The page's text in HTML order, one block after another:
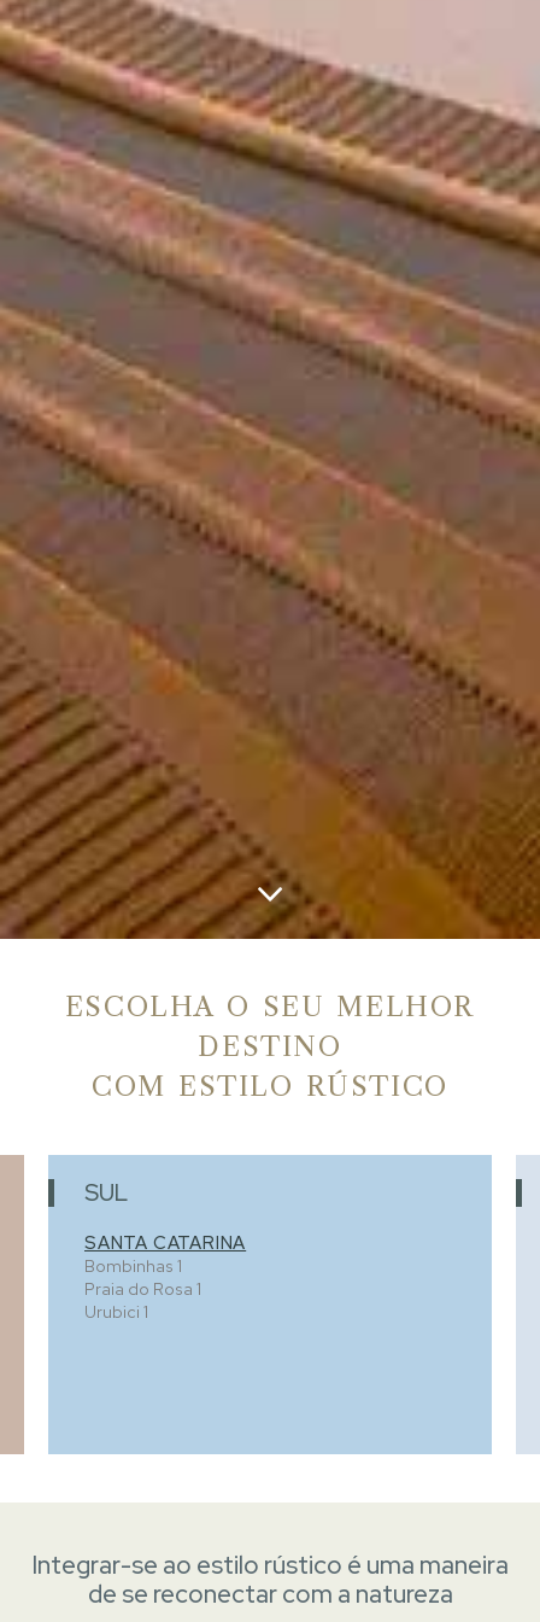
ESCOLHA O SEU MELHOR
DESTINO
COM ESTILO RÚSTICO
SUL
SANTA CATARINA
Bombinhas 1
Praia do Rosa 1
Urubici 1
Integrar-se ao estilo rústico é uma maneira
de se reconectar com a natureza